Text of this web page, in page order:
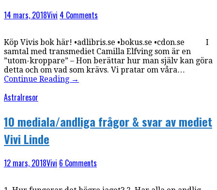
14 mars, 2018Vivi 4 Comments
Köp Vivis bok här! •adlibris.se •bokus.se •cdon.se I
samtal med transmediet Camilla Elfving som är en
”utom-kroppare” – Hon berättar hur man själv kan göra
detta och om vad som krävs. Vi pratar om våra…
Continue Reading →
Astralresor
10 mediala/andliga frågor & svar av mediet
Vivi Linde
12 mars, 2018Vivi 6 Comments